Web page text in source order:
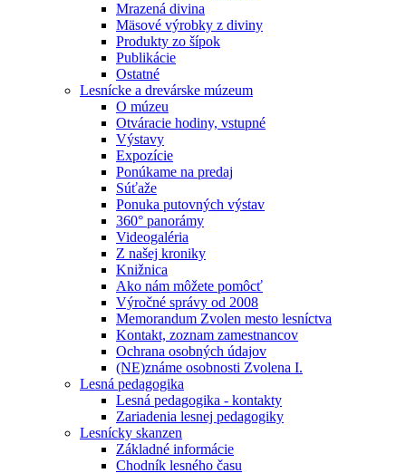
Mrazená divina
Mäsové výrobky z diviny
Produkty zo šípok
Publikácie
Ostatné
Lesnícke a drevárske múzeum
O múzeu
Otváracie hodiny, vstupné
Výstavy
Expozície
Ponúkame na predaj
Súťaže
Ponuka putovných výstav
360° panorámy
Videogaléria
Z našej kroniky
Knižnica
Ako nám môžete pomôcť
Výročné správy od 2008
Memorandum Zvolen mesto lesníctva
Kontakt, zoznam zamestnancov
Ochrana osobných údajov
(NE)známe osobnosti Zvolena I.
Lesná pedagogika
Lesná pedagogika - kontakty
Zariadenia lesnej pedagogiky
Lesnícky skanzen
Základné informácie
Chodník lesného času